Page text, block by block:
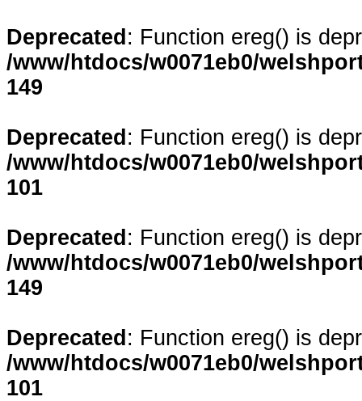
Deprecated : Function ereg() is
/www/htdocs/w0071eb0/
149
Deprecated : Function ereg() is
/www/htdocs/w0071eb0/
101
Deprecated : Function ereg() is
/www/htdocs/w0071eb0/
149
Deprecated : Function ereg() is
/www/htdocs/w0071eb0/
101